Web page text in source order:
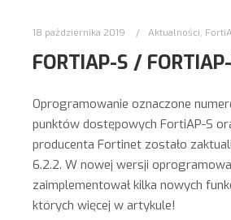
18 października 2019 Aktualności,
FORTIAP-S /
Oprogramowanie oznaczone
punktów dostępowych FortiAP-S
producenta Fortinet zostało
6.2.2. W nowej wersji
zaimplementował kilka nowych
których więcej w artykule!